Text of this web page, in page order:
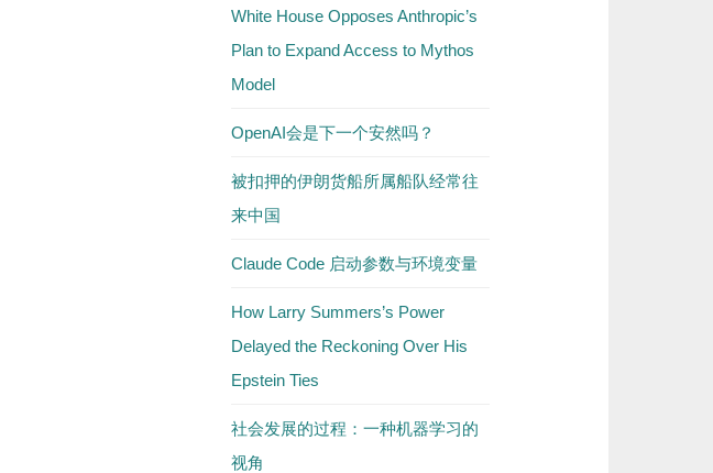
White House Opposes Anthropic’s
Plan to Expand Access to Mythos
Model
OpenAI会是下一个安然吗？
被扣押的伊朗货船所属船队经常往
来中国
Claude Code 启动参数与环境变量
How Larry Summers’s Power
Delayed the Reckoning Over His
Epstein Ties
社会发展的过程：一种机器学习的
视角